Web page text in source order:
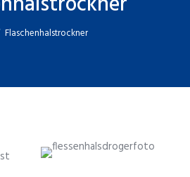
Flaschenhalstrockner